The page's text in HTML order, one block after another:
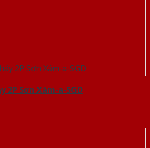
2P Sơn Xám-a-SGD